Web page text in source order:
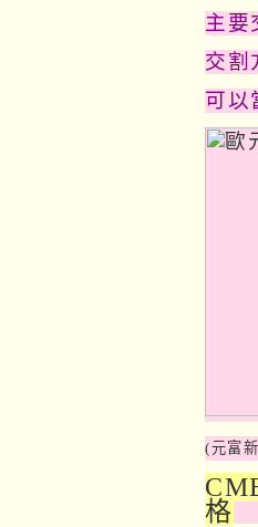
主要
交割
可以
(元富
格